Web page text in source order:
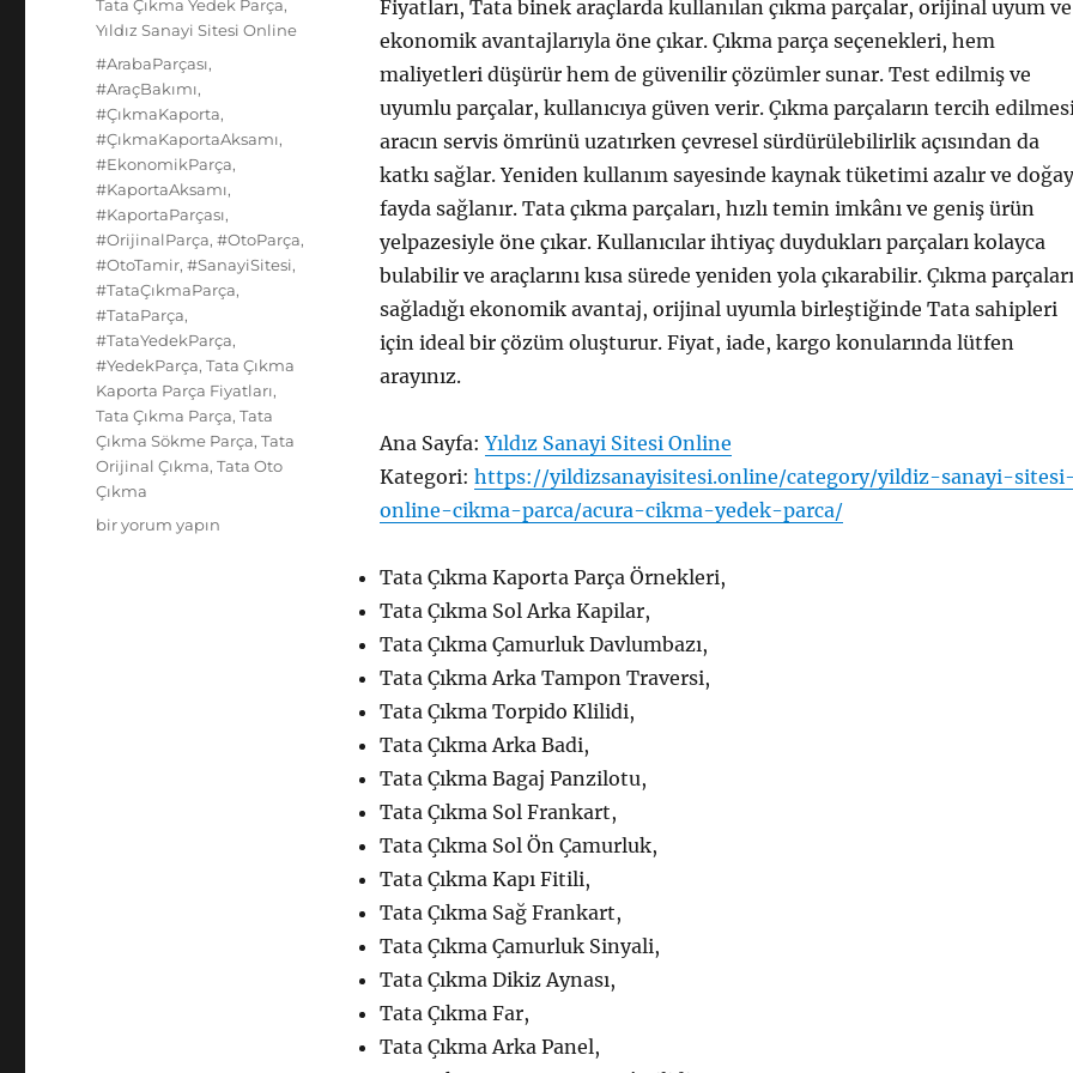
Fiyatları, Tata binek araçlarda kullanılan çıkma parçalar, orijinal uyum ve
ekonomik avantajlarıyla öne çıkar. Çıkma parça seçenekleri, hem
maliyetleri düşürür hem de güvenilir çözümler sunar. Test edilmiş ve
uyumlu parçalar, kullanıcıya güven verir. Çıkma parçaların tercih
aracın servis ömrünü uzatırken çevresel sürdürülebilirlik açısından da
katkı sağlar. Yeniden kullanım sayesinde kaynak tüketimi azalır ve
fayda sağlanır. Tata çıkma parçaları, hızlı temin imkânı ve geniş ürün
yelpazesiyle öne çıkar. Kullanıcılar ihtiyaç duydukları parçaları kolayca
bulabilir ve araçlarını kısa sürede yeniden yola çıkarabilir. Çıkma
sağladığı ekonomik avantaj, orijinal uyumla birleştiğinde Tata sahipleri
için ideal bir çözüm oluşturur. Fiyat, iade, kargo konularında lütfen
arayınız.
Ana Sayfa:Yıldız Sanayi Sitesi Online
Kategori: https://yildizsanayisitesi.online/category/yildiz-sanayi-
online-cikma-parca/acura-cikma-yedek-parca/
Tata Çıkma Kaporta Parça Örnekleri,
Tata Çıkma Sol Arka Kapilar,
Tata Çıkma Çamurluk Davlumbazı,
Tata Çıkma Arka Tampon Traversi,
Tata Çıkma Torpido Klilidi,
Tata Çıkma Arka Badi,
Tata Çıkma Bagaj Panzilotu,
Tata Çıkma Sol Frankart,
Tata Çıkma Sol Ön Çamurluk,
Tata Çıkma Kapı Fitili,
Tata Çıkma Sağ Frankart,
Tata Çıkma Çamurluk Sinyali,
Tata Çıkma Dikiz Aynası,
Tata Çıkma Far,
Tata Çıkma Arka Panel,
Tata Çıkma Yedek Parça,
Yıldız Sanayi Sitesi Online
Etiketler
#ArabaParçası,
#AraçBakımı,
#ÇıkmaKaporta,
#ÇıkmaKaportaAksamı,
#EkonomikParça,
#KaportaAksamı,
#KaportaParçası,
#OrijinalParça,#OtoParça,
#OtoTamir,#SanayiSitesi,
#TataÇıkmaParça,
#TataParça,
#TataYedekParça,
#YedekParça,Tata Çıkma
Kaporta Parça Fiyatları,
Tata Çıkma Parça,Tata
Çıkma Sökme Parça,Tata
Orijinal Çıkma,Tata Oto
Çıkma
Tata
bir yorum yapın